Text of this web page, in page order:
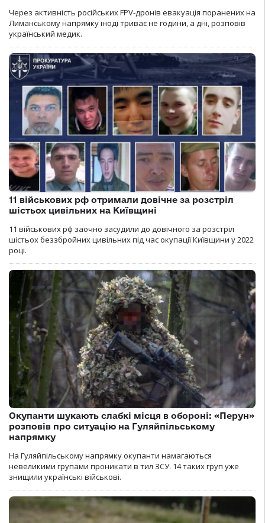
Через активність російських FPV-дронів евакуація поранених на
Лиманському напрямку іноді триває не години, а дні, розповів
український медик.
11 військових рф отримали довічне за розстріл
шістьох цивільних на Київщині
11 військових рф заочно засудили до довічного за розстріл
шістьох беззбройних цивільних під час окупації Київщини у 2022
році.
Окупанти шукають слабкі місця в обороні: «Перун»
розповів про ситуацію на Гуляйпільському
напрямку
На Гуляйпільському напрямку окупанти намагаються
невеликими групами проникати в тил ЗСУ. 14 таких груп уже
знищили українські військові.